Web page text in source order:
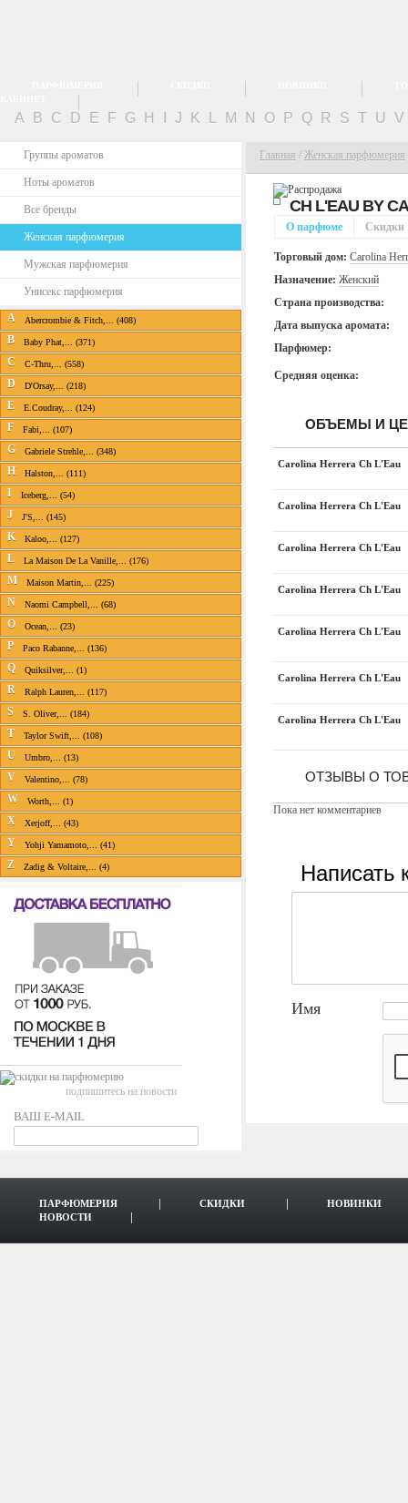
A B C D E F G H J K M N O P Q R S T U V
Группы ароматов
Ноты ароматов
Все бренды
Женская парфюмерия
Мужская парфюмерия
Унисекс парфюмерия
A Abercrombie & Fitch,... (408)
B Baby Phat,... (371)
C C-Thru,... (558)
D D'Orsay,... (218)
E E.Coudray,... (124)
F Fabi,... (107)
G Gabriele Strehle,... (348)
H Halston,... (111)
I Iceberg,... (54)
J J'S,... (145)
K Kaloo,... (127)
L La Maison De La Vanille,... (176)
M Maison Martin,... (225)
N Naomi Campbell,... (68)
O Ocean,... (23)
P Paco Rabanne,... (136)
Q Quiksilver,... (1)
R Ralph Lauren,... (117)
S S. Oliver,... (184)
T Taylor Swift,... (108)
U Umbro,... (13)
V Valentino,... (78)
W Worth,... (1)
X Xerjoff,... (43)
Y Yohji Yamamoto,... (41)
Z Zadig & Voltaire,... (4)
подпишитесь на новости
ВАШ E-MAIL
Главная / Женская парфюмерия
CH L'EAU BY
О парфюме
Торговый дом: Carolina
Назначение: Женский
Страна производства:
Дата выпуска аромата:
Парфюмер:
Средняя оценка:
Скидки
ОБЪЕМЫ И
Carolina Herrera Ch L'Eau
Carolina Herrera Ch L'Eau
Carolina Herrera Ch L'Eau
Carolina Herrera Ch L'Eau
Carolina Herrera Ch L'Eau
Carolina Herrera Ch L'Eau
Carolina Herrera Ch L'Eau
ОТЗЫВЫ О
Пока нет комментариев
Написать
Имя
ПАРФЮМЕРИЯ СКИДКИ
НОВИНКИ
НОВОСТИ